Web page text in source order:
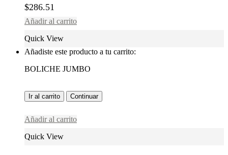
$286.51
Añadir al carrito
Quick View
Añadiste este producto a tu carrito:
BOLICHE JUMBO
Ir al carrito Continuar
Añadir al carrito
Quick View